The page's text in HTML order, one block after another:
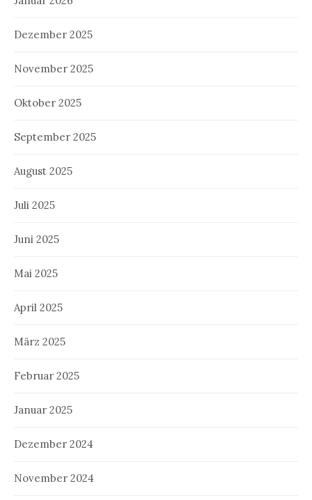
Dezember 2025
November 2025
Oktober 2025
September 2025
August 2025
Juli 2025
Juni 2025
Mai 2025
April 2025
März 2025
Februar 2025
Januar 2025
Dezember 2024
November 2024